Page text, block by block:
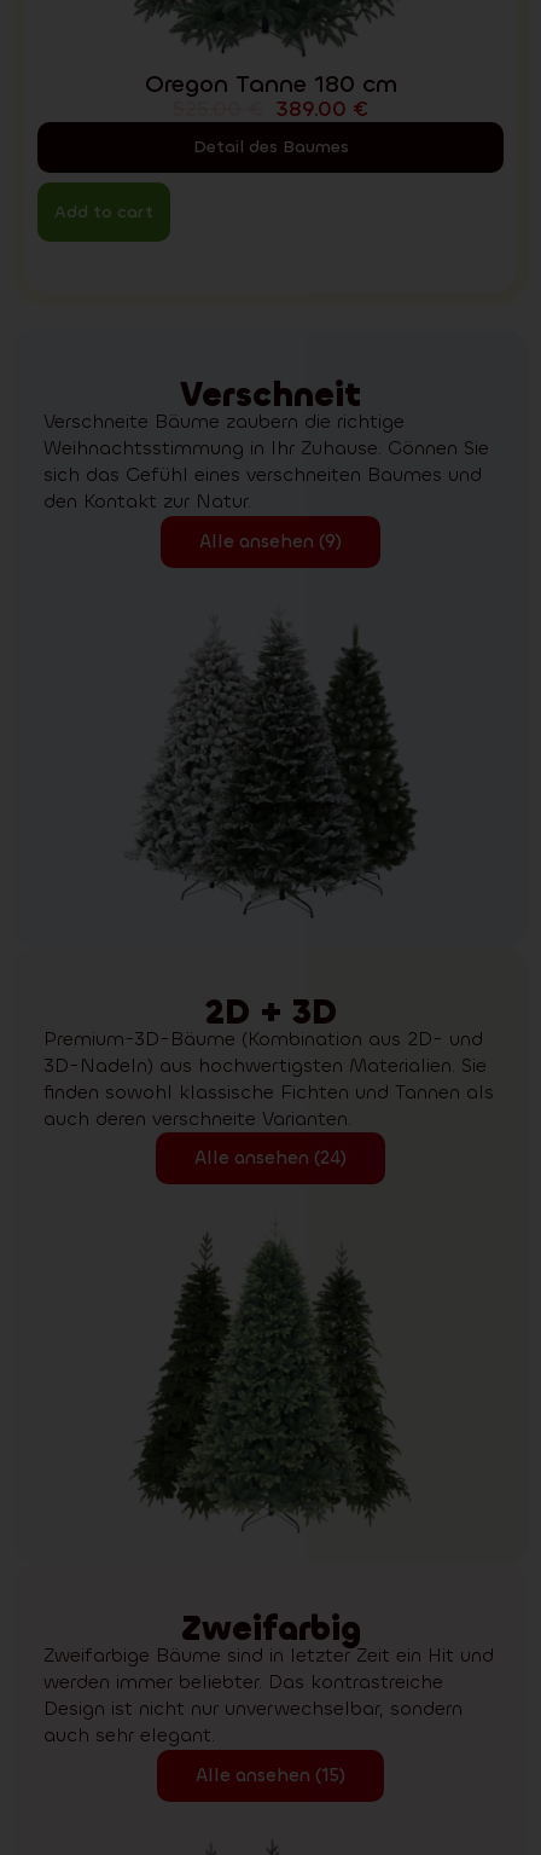
Oregon Tanne 180 cm
389.00 €
Detail des Baumes
Add to cart
Verschneit
Verschneite Bäume zaubern die richtige
Weihnachtsstimmung in Ihr Zuhause. Gönnen Sie
sich das Gefühl eines verschneiten Baumes und
den Kontakt zur Natur.
Alle ansehen (9)
2D + 3D
Premium-3D-Bäume (Kombination aus 2D- und
3D-Nadeln) aus hochwertigsten Materialien. Sie
finden sowohl klassische Fichten und Tannen als
auch deren verschneite Varianten.
Alle ansehen (24)
Zweifarbig
Zweifarbige Bäume sind in letzter Zeit ein Hit und
werden immer beliebter. Das kontrastreiche
Design ist nicht nur unverwechselbar, sondern
auch sehr elegant.
Alle ansehen (15)